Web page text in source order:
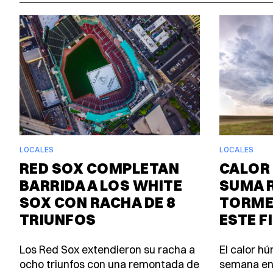
LOCALES
RED SOX COMPLETAN
BARRIDA A LOS WHITE
SOX CON RACHA DE 8
TRIUNFOS
Los Red Sox extendieron su racha a
ocho triunfos con una remontada de
LOCALES
CALOR
SUMA
ESTE
El calor
semana